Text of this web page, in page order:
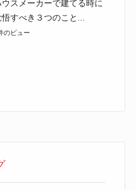
ウスメーカーで建てる時に
悟すべき３つのこと...
のビュー